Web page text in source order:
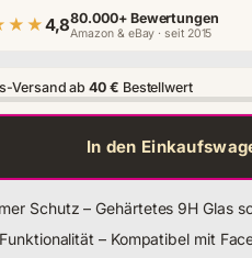
4,880.000+ Bewertungen
Amazon & eBay · seit 2015
Versand ab40 € Bestellwert
In den
Schutz – Gehärtetes 9H Glas
– Kompatibel mit